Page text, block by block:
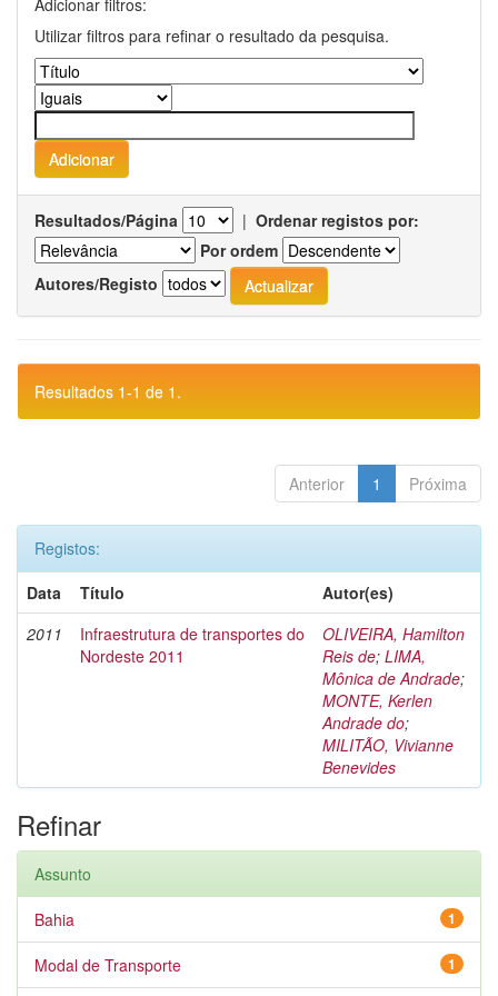
Adicionar filtros:
Utilizar filtros para refinar o resultado da pesquisa.
Resultados/Página | Ordenar registos por:
Por ordem
Autores/Registo
Resultados 1-1 de 1.
Anterior 1 Próxima
Registos:
Data
Título
Autor(es)
2011
Infraestrutura de transportes do
Nordeste 2011
OLIVEIRA, Hamilton
Reis de; LIMA,
Mônica de Andrade;
MONTE, Kerlen
Andrade do;
MILITÃO, Vivianne
Benevides
Refinar
Assunto
1
Bahia
1
Modal de Transporte